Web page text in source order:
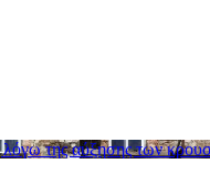
της αύξησης των